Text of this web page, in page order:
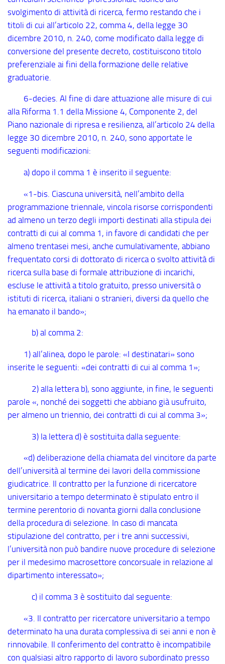
svolgimento di attività di ricerca, fermo restando che i
titoli di cui all’articolo 22, comma 4, della legge 30
dicembre 2010, n. 240, come modificato dalla legge di
conversione del presente decreto, costituiscono titolo
preferenziale ai fini della formazione delle relative
graduatorie.
6-decies. Al fine di dare attuazione alle misure di cui
alla Riforma 1.1 della Missione 4, Componente 2, del
Piano nazionale di ripresa e resilienza, all’articolo 24 della
legge 30 dicembre 2010, n. 240, sono apportate le
seguenti modificazioni:
a) dopo il comma 1 è inserito il seguente:
«1 -bis . Ciascuna università, nell’ambito della
programmazione triennale, vincola risorse corrispondenti
ad almeno un terzo degli importi destinati alla stipula dei
contratti di cui al comma 1, in favore di candidati che per
almeno trentasei mesi, anche cumulativamente, abbiano
frequentato corsi di dottorato di ricerca o svolto attività di
ricerca sulla base di formale attribuzione di incarichi,
escluse le attività a titolo gratuito, presso università o
istituti di ricerca, italiani o stranieri, diversi da quello che
ha emanato il bando»;
b) al comma 2:
1) all’alinea, dopo le parole: «I destinatari» sono
inserite le seguenti: «dei contratti di cui al comma 1»;
2) alla lettera b), sono aggiunte, in fine, le seguenti
parole «, nonché dei soggetti che abbiano già usufruito,
per almeno un triennio, dei contratti di cui al comma 3»;
3) la lettera d) è sostituita dalla seguente:
«d) deliberazione della chiamata del vincitore da parte
dell’università al termine dei lavori della commissione
giudicatrice. Il contratto per la funzione di ricercatore
universitario a tempo determinato è stipulato entro il
termine perentorio di novanta giorni dalla conclusione
della procedura di selezione. In caso di mancata
stipulazione del contratto, per i tre anni successivi,
l’università non può bandire nuove procedure di selezione
per il medesimo macrosettore concorsuale in relazione al
dipartimento interessato»;
c) il comma 3 è sostituito dal seguente:
«3. Il contratto per ricercatore universitario a tempo
determinato ha una durata complessiva di sei anni e non è
rinnovabile. Il conferimento del contratto è incompatibile
con qualsiasi altro rapporto di lavoro subordinato presso